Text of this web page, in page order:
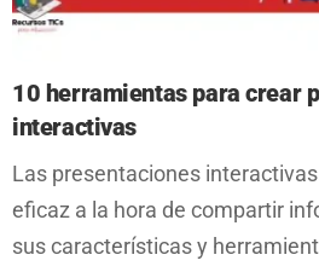
10 herramientas para crear
interactivas
Las presentaciones
eficaz a la hora de compartir
sus características y